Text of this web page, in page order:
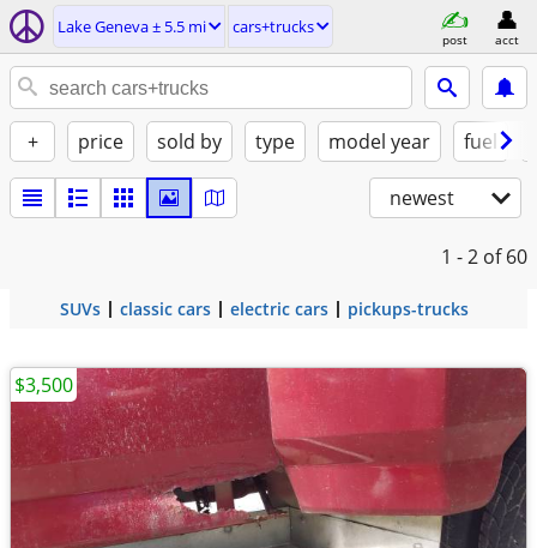
Lake Geneva ± 5.5 mi cars+trucks
post acct
+ price sold by type model year fuel
newest
1 - 2 of 60
SUVs classic cars electric cars pickups-trucks
$3,500